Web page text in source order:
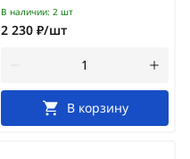
В наличии: 2 шт
2 230 ₽/шт
В корзину